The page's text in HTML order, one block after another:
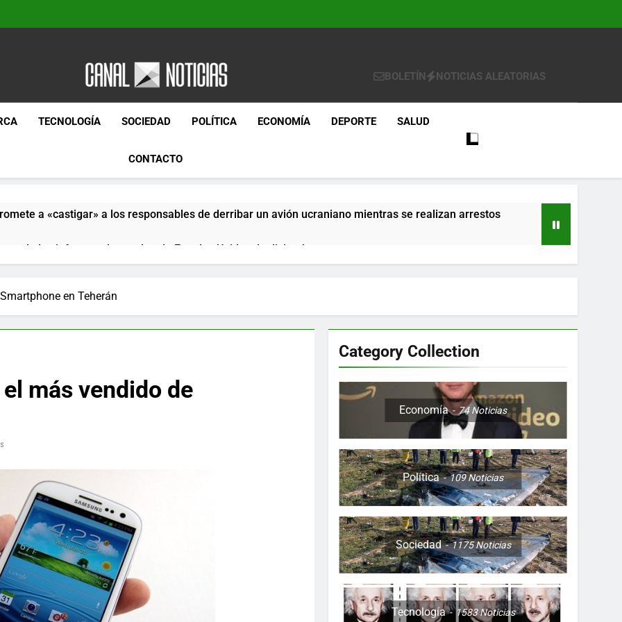
Canal Noticias
Canal Noticias
BOLETÍN NOTICIAS ALEATORIAS
TECNOLOGÍA SOCIEDAD POLÍTICA ECONOMÍA DEPORTE SALUD
CONTACTO
a «castigar» a los responsables de derribar un avión ucraniano mientras se realizan arrestos
de los informes de empleo de Estados Unidos de diciembre
y restaurador, Carl Ruiz, muere a los 44 años
Max Testo a Precios Especiales en México, Chile, Argentina, Colombia, Perú , Ecuador, Costa Rica y
en México – Descuentos Masivos en Mercado Libre
te lleva a lugares paranormales con binoculares de visión nocturna y reuniones de secuestrados
Artificial deepfake de Samsung fabrica un clip de movimiento desde una sola foto
en Teherán
más vendido de
Category Collection
Economía 74Noticias
Política 109Noticias
Sociedad 1175Noticias
Tecnología 1583Noticias